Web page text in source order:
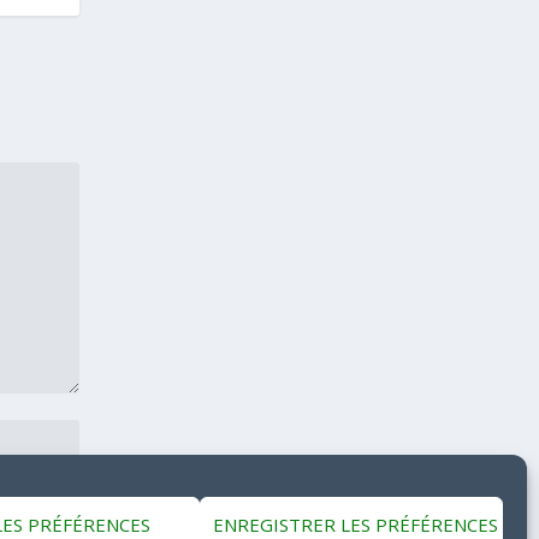
PRÉFÉRENCES ENREGISTRER LES PRÉFÉRENCES